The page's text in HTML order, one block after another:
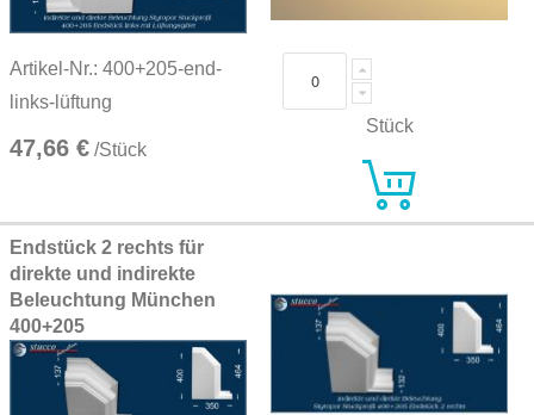
Artikel-Nr.: 400+205-end-
links-lüftung
47,66 € /Stück
Stück
Endstück 2 rechts für
direkte und indirekte
Beleuchtung München
400+205